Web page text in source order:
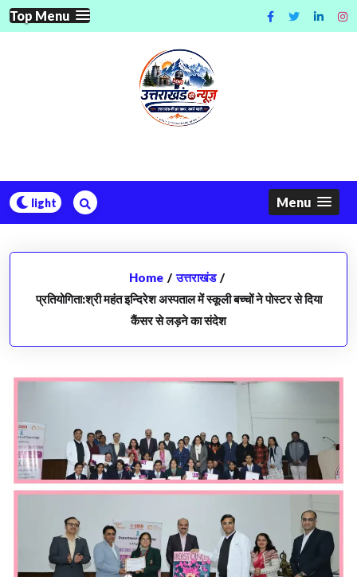
Skip
to
Top Menu
Menu
Home / उत्तराखंड /
प्रतियोगिता:श्री महंत इन्दिरेश अस्पताल में स्कूली बच्चों ने पोस्टर से दिया
कैंसर से लड़ने का संदेश